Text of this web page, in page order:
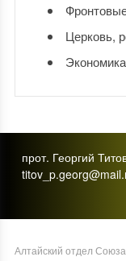
Церковь,
Экономика
прот. Георгий
Алтайский отдел